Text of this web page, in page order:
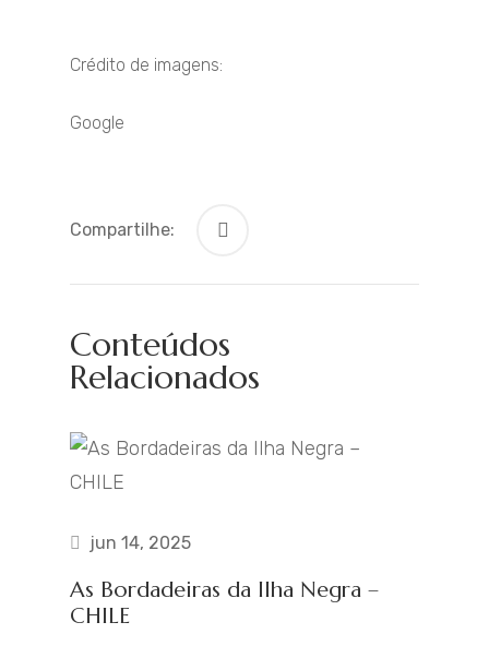
Crédito de imagens:
Google
Compartilhe:
Conteúdos
Relacionados
jun 14, 2025
As Bordadeiras da Ilha Negra –
CHILE